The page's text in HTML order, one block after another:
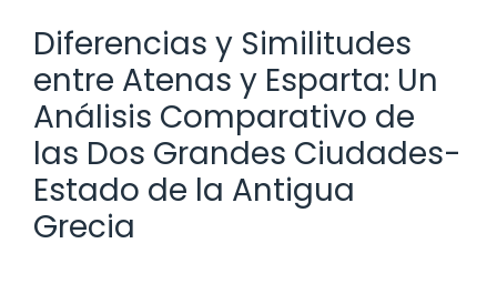
Diferencias y Similitudes
entre Atenas y Esparta: Un
Análisis Comparativo de
las Dos Grandes Ciudades-
Estado de la Antigua
Grecia